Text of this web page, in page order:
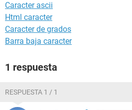
Caracter ascii
Html caracter
Caracter de grados
Barra baja caracter
1 respuesta
RESPUESTA 1 / 1